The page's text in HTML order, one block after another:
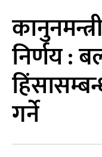
निर्णय :
गर्ने